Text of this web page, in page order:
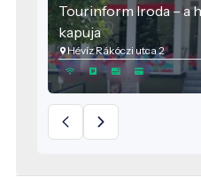
Tourinform Iroda – a
kapuja
Hévíz Rákóczi utca 2